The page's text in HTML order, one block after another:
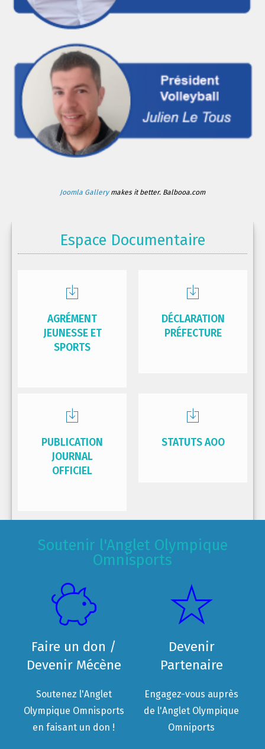
Joomla Gallerymakes it better. Balbooa.com
Espace Documentaire
AGRÉMENT
JEUNESSE ET
SPORTS
DÉCLARATION
PRÉFECTURE
PUBLICATION
JOURNAL
OFFICIEL
STATUTS AOO
Soutenir l'Anglet Olympique
Omnisports
Faire un don /
Devenir Mécène
Soutenez l'Anglet
Olympique Omnisports
en faisant un don !
Devenir
Partenaire
Engagez-vous auprès
de l'Anglet Olympique
Omniports